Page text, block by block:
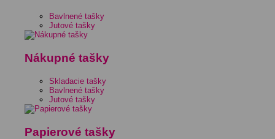
Bavlnené tašky
Jutové tašky
Nákupné tašky
Skladacie tašky
Bavlnené tašky
Jutové tašky
Papierové tašky